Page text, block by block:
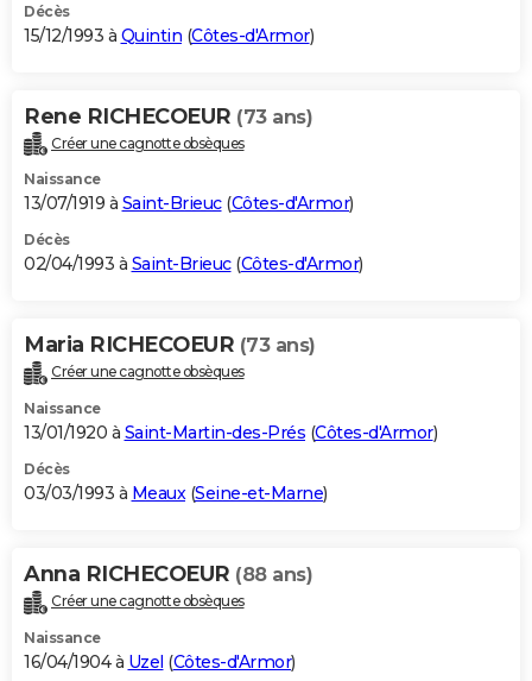
Décès
15/12/1993 à Quintin (Côtes-d'Armor)
Rene RICHECOEUR (73 ans)
Créer une cagnotte obsèques
Naissance
13/07/1919 à Saint-Brieuc(Côtes-d'Armor)
Décès
02/04/1993 à Saint-Brieuc(Côtes-d'Armor)
Maria RICHECOEUR (73 ans)
Créer une cagnotte obsèques
Naissance
13/01/1920 à Saint-Martin-des-Prés (Côtes-d'Armor)
Décès
03/03/1993 à Meaux(Seine-et-Marne)
Anna RICHECOEUR (88 ans)
Créer une cagnotte obsèques
Naissance
16/04/1904 à Uzel (Côtes-d'Armor)